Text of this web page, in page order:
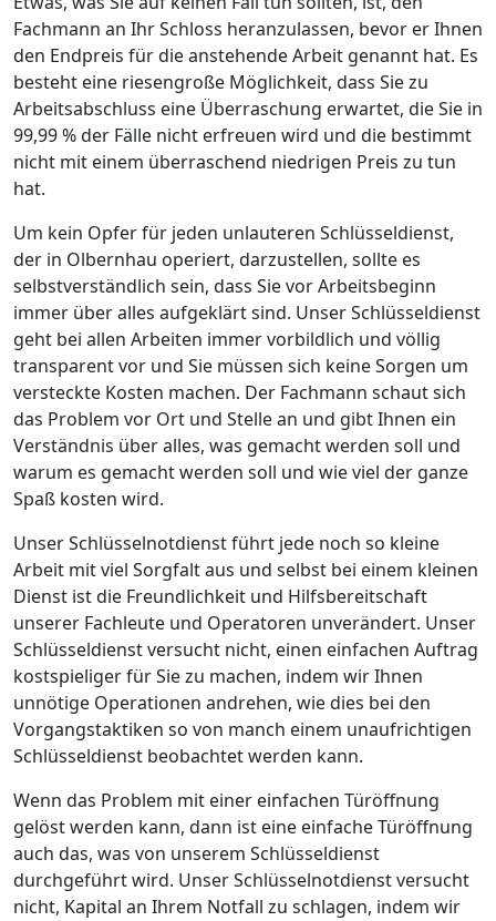
Fachmann an Ihr Schloss heranzulassen, bevor er Ihnen
den Endpreis für die anstehende Arbeit genannt hat. Es
besteht eine riesengroße Möglichkeit, dass Sie zu
Arbeitsabschluss eine Überraschung erwartet, die Sie in
99,99 % der Fälle nicht erfreuen wird und die bestimmt
nicht mit einem überraschend niedrigen Preis zu tun
hat.
Um kein Opfer für jeden unlauteren Schlüsseldienst,
der in Olbernhau operiert, darzustellen, sollte es
selbstverständlich sein, dass Sie vor Arbeitsbeginn
immer über alles aufgeklärt sind. Unser Schlüsseldienst
geht bei allen Arbeiten immer vorbildlich und völlig
transparent vor und Sie müssen sich keine Sorgen um
versteckte Kosten machen. Der Fachmann schaut sich
das Problem vor Ort und Stelle an und gibt Ihnen ein
Verständnis über alles, was gemacht werden soll und
warum es gemacht werden soll und wie viel der ganze
Spaß kosten wird.
Unser Schlüsselnotdienst führt jede noch so kleine
Arbeit mit viel Sorgfalt aus und selbst bei einem kleinen
Dienst ist die Freundlichkeit und Hilfsbereitschaft
unserer Fachleute und Operatoren unverändert. Unser
Schlüsseldienst versucht nicht, einen einfachen Auftrag
kostspieliger für Sie zu machen, indem wir Ihnen
unnötige Operationen andrehen, wie dies bei den
Vorgangstaktiken so von manch einem unaufrichtigen
Schlüsseldienst beobachtet werden kann.
Wenn das Problem mit einer einfachen Türöffnung
gelöst werden kann, dann ist eine einfache Türöffnung
auch das, was von unserem Schlüsseldienst
durchgeführt wird. Unser Schlüsselnotdienst versucht
nicht, Kapital an Ihrem Notfall zu schlagen, indem wir